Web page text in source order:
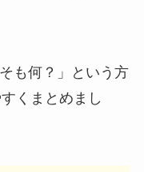
も何？」という方
くまとめまし